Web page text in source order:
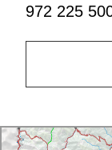
972 225